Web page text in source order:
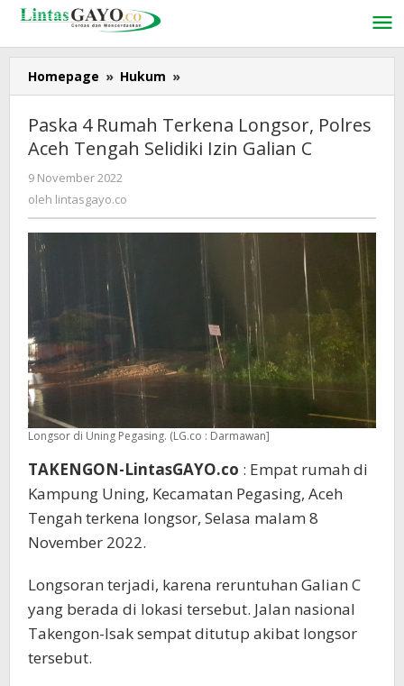
Lewati
konten
Homepage » Hukum »
4
Rumah
Terkena
Longsor,
Galian
Paska 4 Rumah Terkena Longsor, Polres
Aceh Tengah Selidiki Izin Galian C
9 November 2022
oleh lintasgayo.co
Longsor di Uning Pegasing. (LG.co : Darmawan]
TAKENGON-LintasGAYO.co : Empat rumah di
Kampung Uning, Kecamatan Pegasing, Aceh
Tengah terkena longsor, Selasa malam 8
November 2022.
Longsoran terjadi, karena reruntuhan Galian C
yang berada di lokasi tersebut. Jalan nasional
Takengon-Isak sempat ditutup akibat longsor
tersebut.